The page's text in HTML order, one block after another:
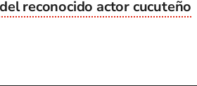
reconocido actor cucuteño